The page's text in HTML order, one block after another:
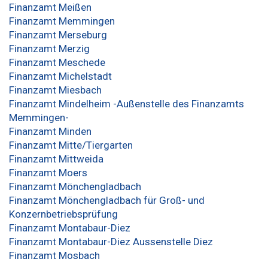
Finanzamt Meißen
Finanzamt Memmingen
Finanzamt Merseburg
Finanzamt Merzig
Finanzamt Meschede
Finanzamt Michelstadt
Finanzamt Miesbach
Finanzamt Mindelheim -Außenstelle des Finanzamts
Memmingen-
Finanzamt Minden
Finanzamt Mitte/Tiergarten
Finanzamt Mittweida
Finanzamt Moers
Finanzamt Mönchengladbach
Finanzamt Mönchengladbach für Groß- und
Konzernbetriebsprüfung
Finanzamt Montabaur-Diez
Finanzamt Montabaur-Diez Aussenstelle Diez
Finanzamt Mosbach